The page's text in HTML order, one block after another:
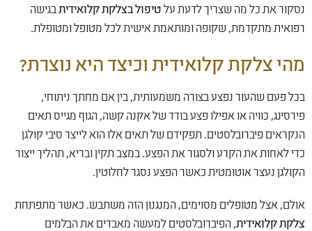
נסקור את כל מה שצריך לדעת על טיפול בצלקת קלואידיתבגישה
רפואית מתקדמת, שקופה ומותאמת אישית לכל מטופל ומטופלת.
מהי צלקת קלואידית וכיצד היא נוצרת?
בכל פעם שהעור נפצע בצורה משמעותית, בין אם מחתך ניתוחי,
פירסינג, כוויה או אפילו פצע בודד של אקנה קשה, הגוף מגייס תאים
הנקראים פיברובלסטים. תפקידם של תאים אלו הוא לייצר סיבי קולגן
כדי לאחות את הקרע ולסגור את הפצע. במצב תקין ובריא, תהליך ייצור
הקולגן נעצר אוטומטית כאשר הפצע נסגר לחלוטין.
אולם, אצל מטופלים מסוימים, המנגנון הזה משתבש. כאשר מתפתחת
צלקת קלואידית, הפיברובלסטים למעשה מאבדים את הבלמים